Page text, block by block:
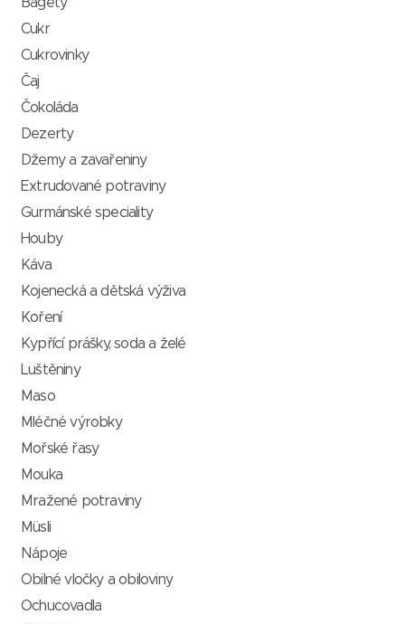
Cukr
Cukrovinky
Čaj
Čokoláda
Dezerty
Džemy a zavařeniny
Extrudované potraviny
Gurmánské speciality
Houby
Káva
Kojenecká a dětská výživa
Koření
Kypřící prášky, soda a želé
Luštěniny
Maso
Mléčné výrobky
Mořské řasy
Mouka
Mražené potraviny
Müsli
Nápoje
Obilné vločky a obiloviny
Ochucovadla